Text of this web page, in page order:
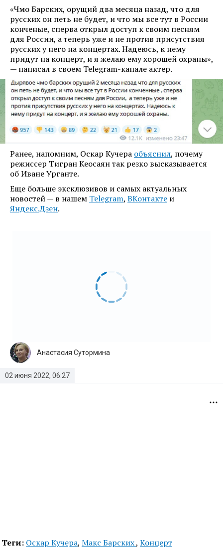
«Чмо Барских, орущий два месяца назад, что для
русских он петь не будет, и что мы все тут в России
конченые, сперва открыл доступ к своим песням
для России, а теперь уже и не против присутствия
русских у него на концертах. Надеюсь, к нему
придут на концерт, и я желаю ему хорошей охраны»,
— написал в своем Telegram-канале актер.
Ранее, напомним, Оскар Кучера объяснил, почему
режиссер Тигран Кеосаян так резко высказывается
об Иване Урганте.
Еще больше эксклюзивов и самых актуальных
новостей — в нашем Telegram, ВКонтакте и
Яндекс.Дзен.
02 июня 2022, 06:27
Анастасия Сутормина
Теги: Оскар Кучера, Макс Барских, Концерт